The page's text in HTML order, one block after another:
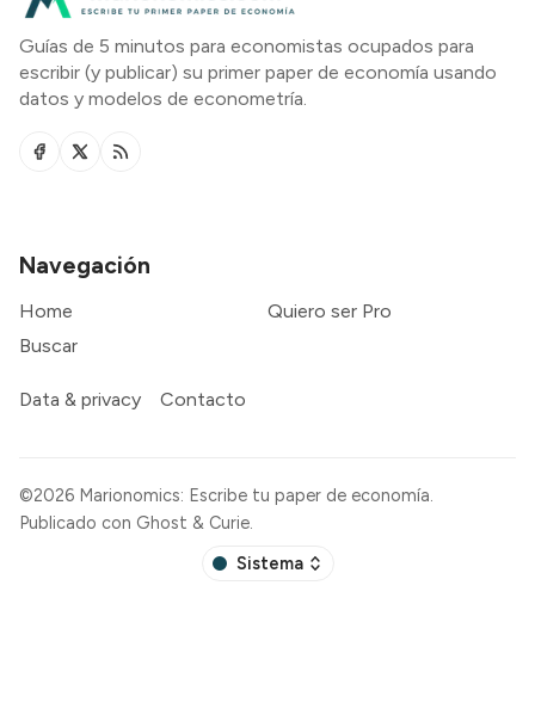
Guías de 5 minutos para economistas ocupados para
escribir (y publicar) su primer paper de economía usando
datos y modelos de econometría.
Navegación
Home
Quiero ser Pro
Buscar
Data & privacy Contacto
©2026 Marionomics: Escribe tu paper de economía.
Publicado con Ghost & Curie.